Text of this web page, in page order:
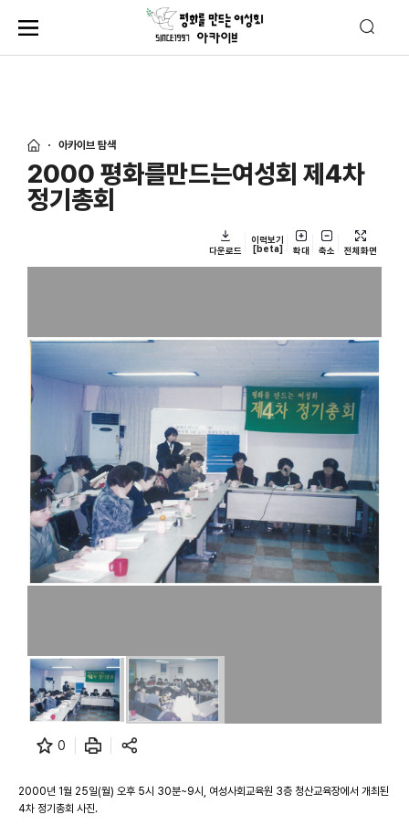
아카이브 탐색
2000 평화를만드는여성회 제4차
정기총회
다운로드
이력보기
[beta]
확대 축소 전체화면
0
2000년 1월 25일(월) 오후 5시 30분~9시, 여성사회교육원 3층 청산교육장에서 개최된
4차 정기총회 사진.